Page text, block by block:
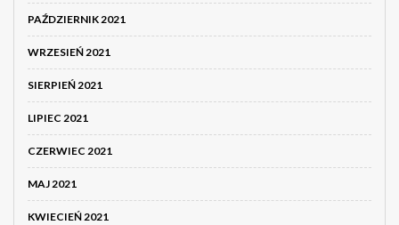
PAŹDZIERNIK 2021
WRZESIEŃ 2021
SIERPIEŃ 2021
LIPIEC 2021
CZERWIEC 2021
MAJ 2021
KWIECIEŃ 2021